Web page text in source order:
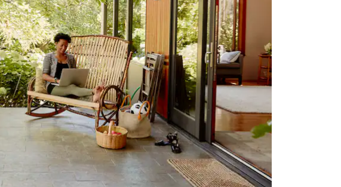
se strelicama prema gore i prema dolje, kao i dodirom ili prelaskom prstom po zaslonu.